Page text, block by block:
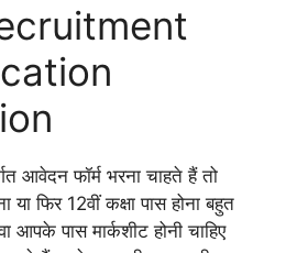
आवेदन फॉर्म भरना चाहते हैं तो
या फिर 12वीं कक्षा पास होना बहुत
आपके पास मार्कशीट होनी चाहिए